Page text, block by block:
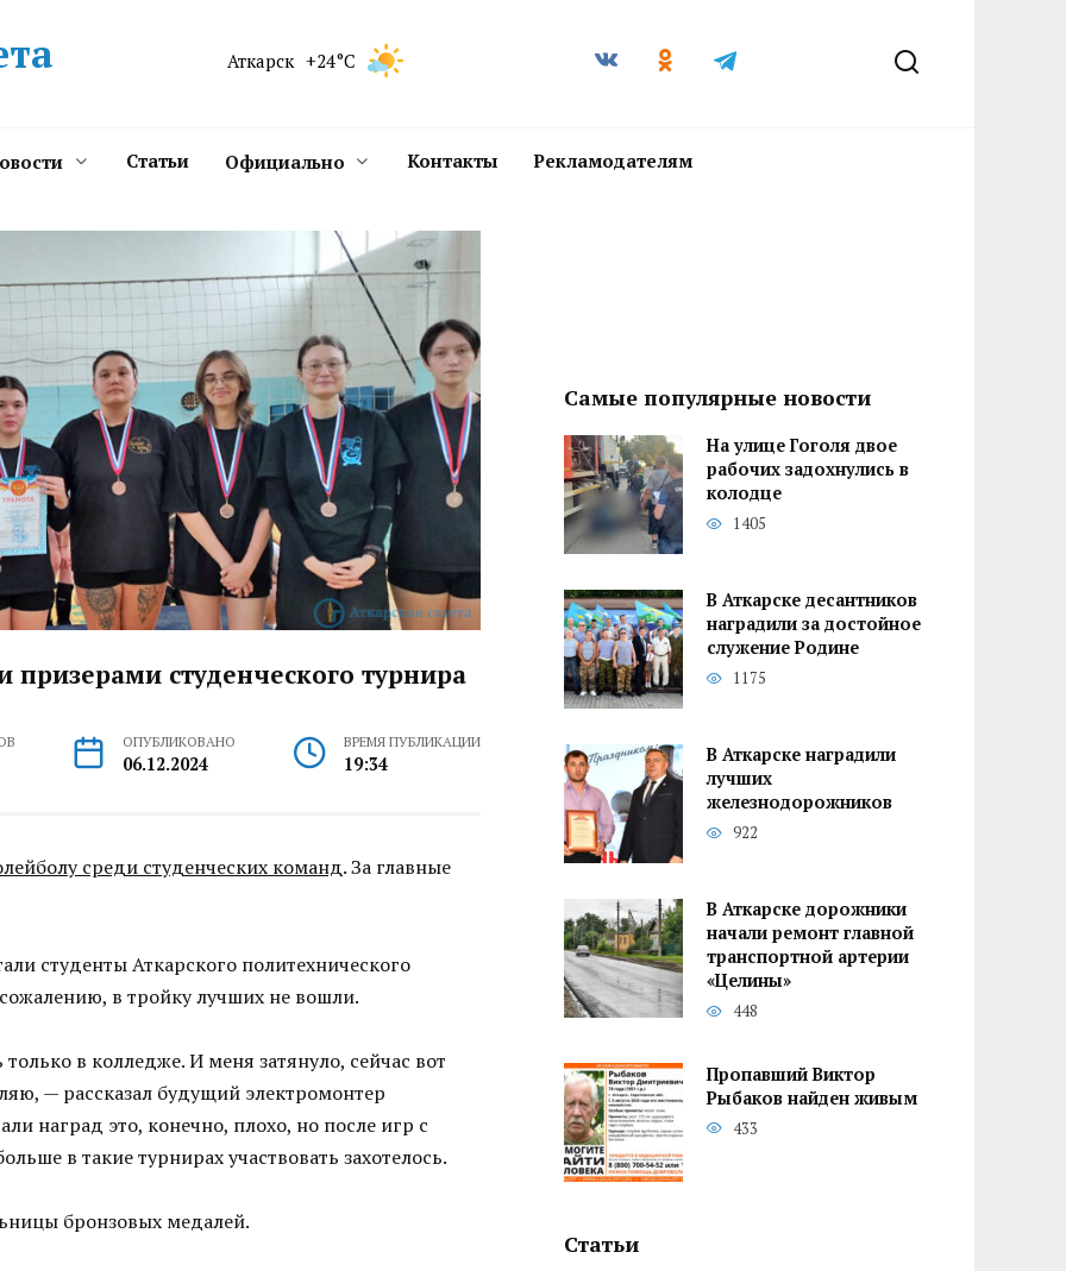
Аткарск +24°C
Статьи Официально Контакты Рекламодателям
студенческого турнира
ОПУБЛИКОВАНО
06.12.2024
ВРЕМЯ ПУБЛИКАЦИИ
19:34
среди студенческих команд. За главные
студенты Аткарского политехнического
в тройку лучших не вошли.
в колледже. И меня затянуло, сейчас вот
— рассказал будущий электромонтер
наград это, конечно, плохо, но после игр с
в такие турнирах участвовать захотелось.
бронзовых медалей.
Самые популярные новости
На улице Гоголя двое
рабочих задохнулись в
колодце
1405
В Аткарске десантников
наградили за достойное
служение Родине
1175
В Аткарске наградили
лучших
железнодорожников
922
В Аткарске дорожники
начали ремонт главной
транспортной артерии
«Целины»
448
Пропавший Виктор
Рыбаков найден живым
433
Статьи